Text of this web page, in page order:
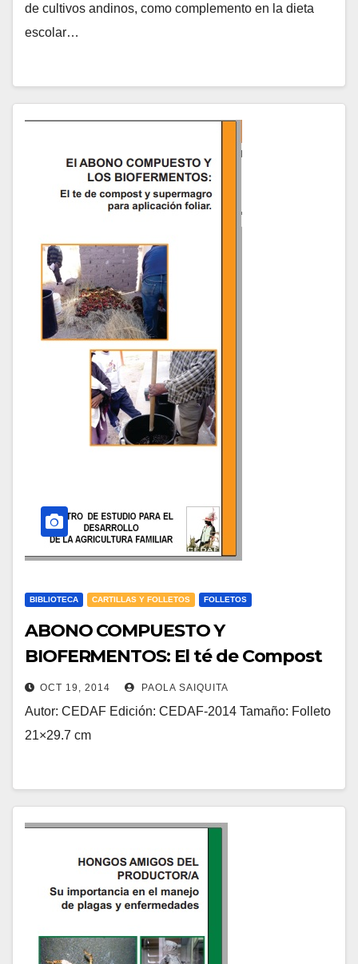
de cultivos andinos, como complemento en la dieta
escolar…
BIBLIOTECA CARTILLAS Y FOLLETOS FOLLETOS
ABONO COMPUESTO Y
BIOFERMENTOS: El té de Compost
y Super Magro para aplicación foliar
OCT 19, 2014 PAOLA SAIQUITA
Autor: CEDAF Edición: CEDAF-2014 Tamaño: Folleto
21×29.7 cm